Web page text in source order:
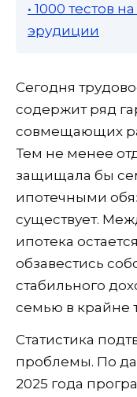
• 1000 тестов
эрудиции
Сегодня
содержит ряд
совмещающих
Тем не менее
защищала бы
ипотечными
существует.
ипотека
обзавестись
стабильного
семью в крайне
Статистика
проблемы. По
2025 года